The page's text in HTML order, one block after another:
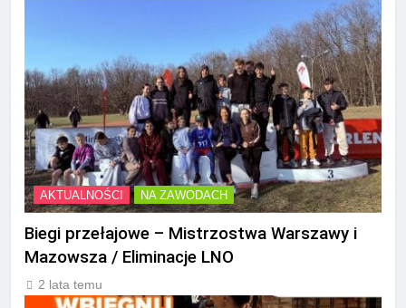
AKTUALNOŚCI NA ZAWODACH
Biegi przełajowe – Mistrzostwa Warszawy i
Mazowsza / Eliminacje LNO
2 lata temu